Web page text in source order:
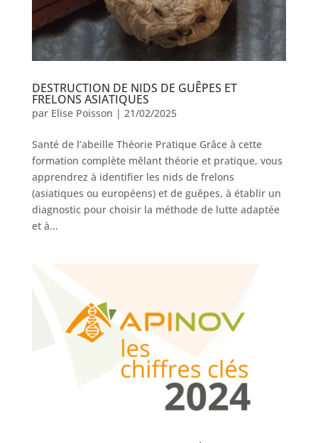
DESTRUCTION DE NIDS DE GUÊPES ET
FRELONS ASIATIQUES
par Elise Poisson | 21/02/2025
Santé de l’abeille Théorie Pratique Grâce à cette
formation complète mêlant théorie et pratique, vous
apprendrez à identifier les nids de frelons
(asiatiques ou européens) et de guêpes, à établir un
diagnostic pour choisir la méthode de lutte adaptée
et à...